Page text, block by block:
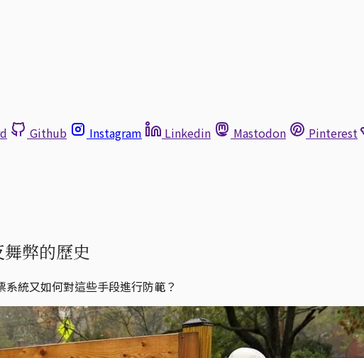
Github Instagram Linkedin Mastodon Pinterest
弊的歷史
統又如何對這些手段進行防範？